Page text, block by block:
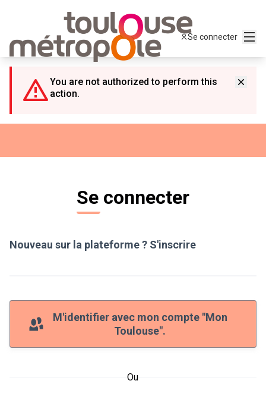
Se connecter
You are not authorized to perform this
action.
Se connecter
Nouveau sur la plateforme ? S'inscrire
M'identifier avec mon compte "Mon
Toulouse".
Ou